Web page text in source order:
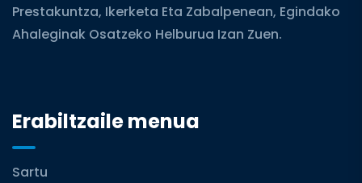
Prestakuntza, Ikerketa Eta Zabalpenean, Egindako
Ahaleginak Osatzeko Helburua Izan Zuen.
Erabiltzaile menua
Sartu